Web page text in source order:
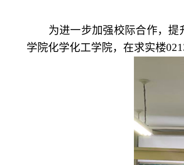
为进一步加强校际合作，提
学院化学化工学院，在求实楼